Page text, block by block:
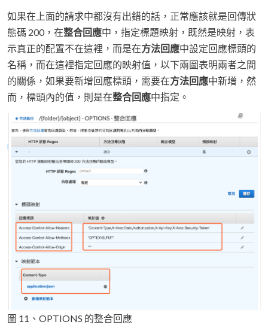
如果在上面的請求中都沒有出錯的話，正常應該就是回傳狀
態碼 200，在整合回應中，指定標題映射，既然是映射，表
示真正的配置不在這裡，而是在方法回應中設定回應標頭的
名稱，而在這裡指定回應的映射值，以下兩圖表明兩者之間
的關係，如果要新增回應標頭，需要在方法回應中新增，然
而，標頭內的值，則是在整合回應中指定。
圖 11、OPTIONS 的整合回應